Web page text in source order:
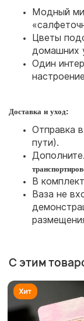
Модный
Цветы
домашних
Один
Доставка и уход:
Отправка в
пути).
В
Ваза не
С этим